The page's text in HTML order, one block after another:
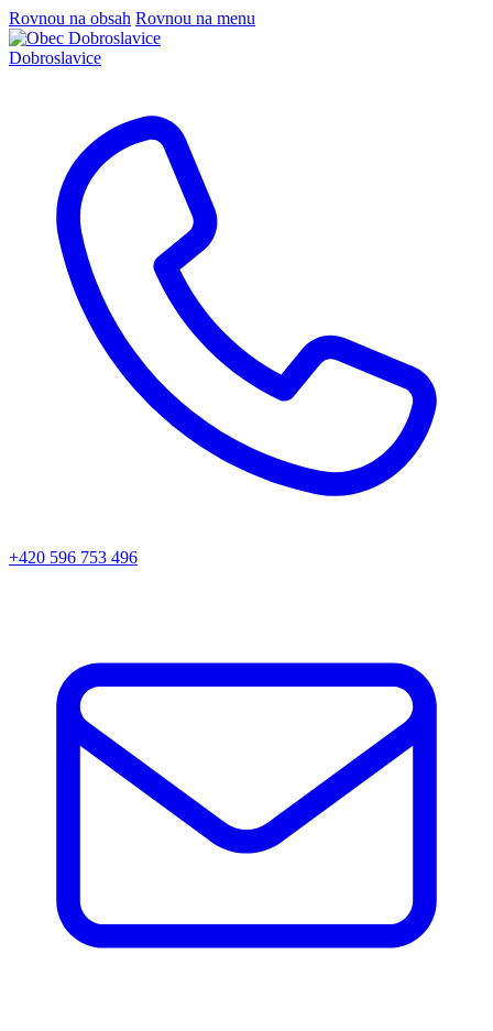
Rovnou na obsah Rovnou na menu
Dobroslavice
+420 596 753 496